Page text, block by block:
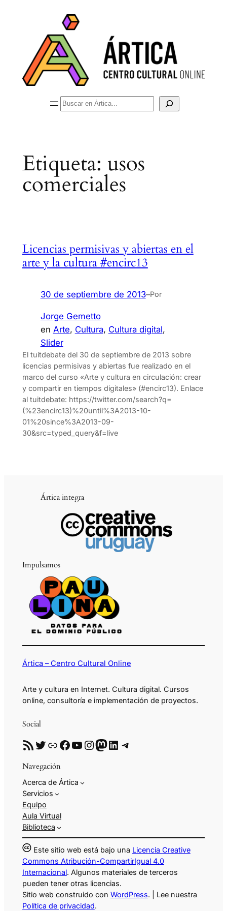
Buscar
Etiqueta: usos
comerciales
Licencias permisivas y abiertas en el
arte y la cultura #encirc13
30 de septiembre de 2013–Por
Jorge Gemetto
en Arte, Cultura, Cultura digital
Slider
El tuitdebate del 30 de septiembre de 2013 sobre
licencias permisivas y abiertas fue realizado en el
marco del curso «Arte y cultura en circulación: crear
y compartir en tiempos digitales» (#encirc13). Enlace
al tuitdebate: https://twitter.com/search?q=
(%23encirc13)%20until%3A2013-10-
01%20since%3A2013-09-
30&src=typed_query&f=live
Ártica integra
Impulsamos
Ártica – Centro Cultural Online
Arte y cultura en Internet. Cultura digital. Cursos
online, consultoría e implementación de proyectos.
Social
RSS Twitter Enlace Facebook YouTube InstagramMastodon LinkedIn Telegram
Navegación
Acerca de Ártica
Servicios
Equipo
Aula Virtual
Biblioteca
Este sitio web está bajo una Licencia Creative
Commons Atribución-CompartirIgual 4.0
Internacional. Algunos materiales de terceros
pueden tener otras licencias.
Sitio web construido con WordPress. | Lee nuestra
Política de privacidad.